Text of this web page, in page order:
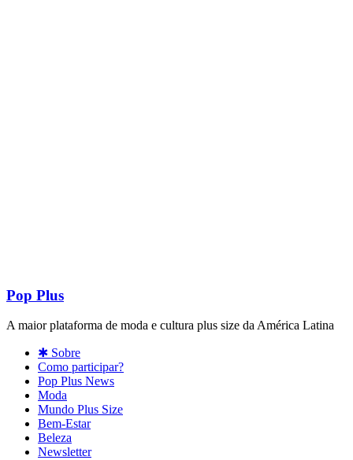
Pop Plus
A maior plataforma de moda e cultura plus size da América Latina
✱ Sobre
Como participar?
Pop Plus News
Moda
Mundo Plus Size
Bem-Estar
Beleza
Newsletter